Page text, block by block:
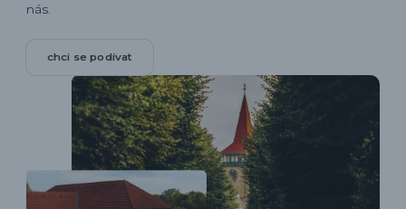
nás.
chci se podívat